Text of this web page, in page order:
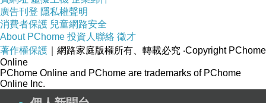
的季賽表現評價。
其他的固定專欄，由於內容較多難以完全說明，
因此筆者各舉出一個最推薦的單元，簡單介紹如
下：
廣告刊登 隱私權聲明
消費者保護 兒童網路安全
About PChome 投資人聯絡 徵才
著作權保護 ｜網路家庭版權所有、轉載必究 ‧Copyright PChome
Online
PChome Online and PChome are trademarks of PChome
Online Inc.